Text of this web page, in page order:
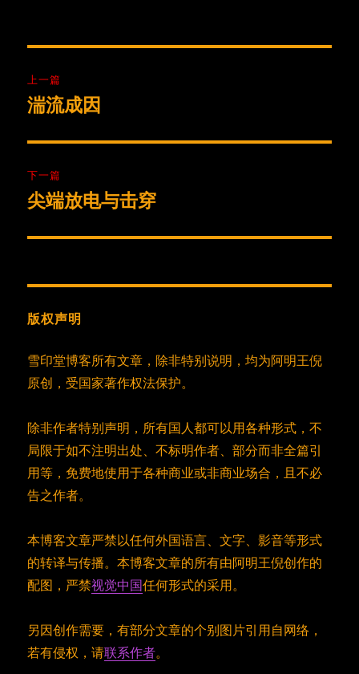
章
航
上一篇
上
文
章：
湍流成因
下一篇
下
文
尖端放电与击穿
版权声明
雪印堂博客所有文章，除非特别说明，均为阿明王倪
原创，受国家著作权法保护。
除非作者特别声明，所有国人都可以用各种形式，不
局限于如不注明出处、不标明作者、部分而非全篇引
用等，免费地使用于各种商业或非商业场合，且不必
告之作者。
本博客文章严禁以任何外国语言、文字、影音等形式
的转译与传播。本博客文章的所有由阿明王倪创作的
配图，严禁视觉中国任何形式的采用。
另因创作需要，有部分文章的个别图片引用自网络，
若有侵权，请联系作者。